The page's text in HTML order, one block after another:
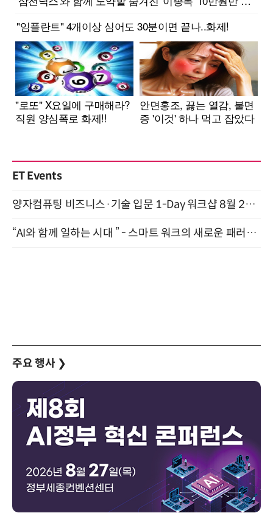
ET Events
양자컴퓨팅 비즈니스·기술 입문 1-Day 워크샵 8월 28일 개최
“AI와 함께 일하는 시대 ” - 스마트 워크의 새로운 패러다임 (9/11)
주요 행사 ❯